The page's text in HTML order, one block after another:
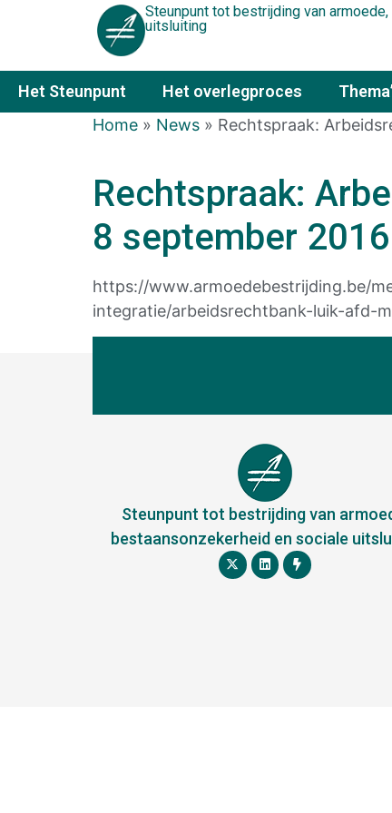
Steunpunt tot bestrijding van
uitsluiting
Het Steunpunt Het overlegproces
Home » News » Rechtspraak:
Rechtspraak:
8 september 2016
https://www.armoedebestrijding.be/
integratie/arbeidsrechtbank-luik-afd-
Steunpunt tot bestrijding van
bestaansonzekerheid en sociale